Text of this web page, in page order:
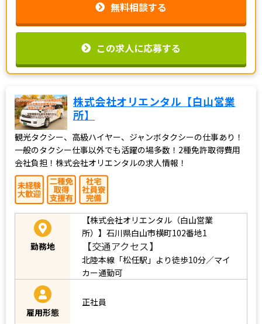
無料相談する
この求人に応募する
株式会社オリエンタル【白山営業
所】
観光タクシー、高級ハイヤー、ジャンボタクシーの仕事あり！
一般のタクシー仕事以外でも活躍の場多数！2種免許取得費用
会社負担！株式会社オリエンタルの求人情報！
勤務地
【株式会社オリエンタル（白山営業
所）】石川県白山市横町102番地1
【交通アクセス】
北陸本線「松任駅」より徒歩10分／マイ
カー通勤可
雇用形態
正社員